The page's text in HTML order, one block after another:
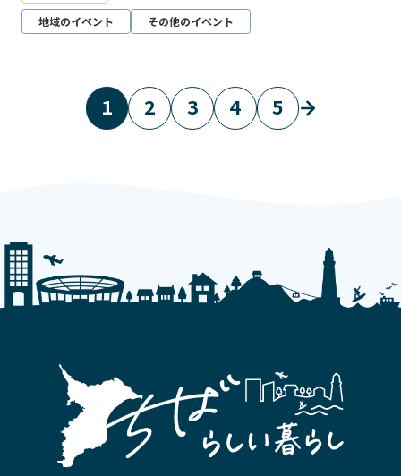
地域のイベント
その他のイベント
1 2 3 4 5